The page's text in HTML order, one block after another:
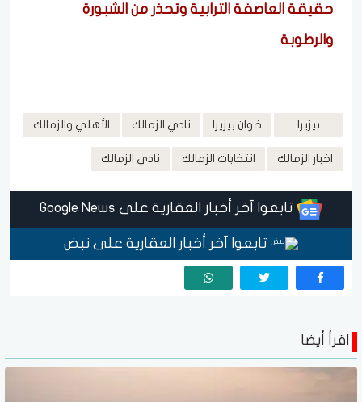
حقيقة العاصفة الترابية وتحذر من الشبورة
والرطوبة
بيزيرا خوان بيزيرا نادي الزمالك الأهلي والزمالك
اخبار الزمالك انتخابات الزمالك نادي الزمالك
تابعوا آخر أخبار العقارية على Google News
تابعوا آخر أخبار العقارية على نبض
اقرأ أيضا